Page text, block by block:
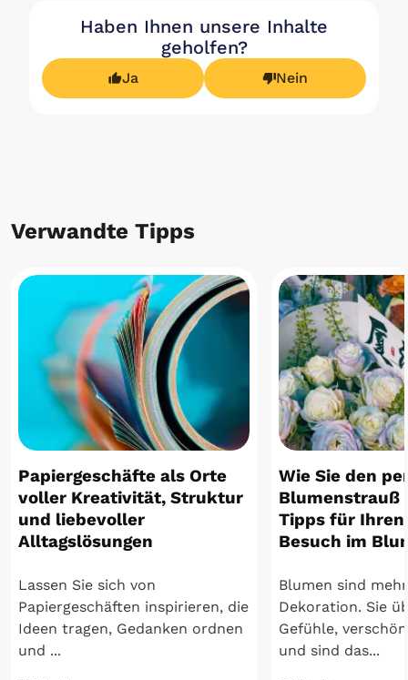
Haben Ihnen unsere Inhalte
geholfen?
Ja Nein
Verwandte Tipps
Papiergeschäfte als Orte
voller Kreativität, Struktur
und liebevoller
Alltagslösungen
Lassen Sie sich von
Papiergeschäften inspirieren, die
Ideen tragen, Gedanken ordnen
und ...
Wie Sie den
Blumenstrauß
Tipps für
Besuch im
Blumen sind
Dekoration. Sie
Gefühle,
und sind das...